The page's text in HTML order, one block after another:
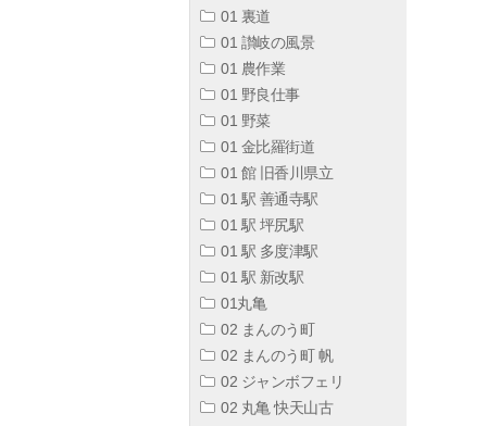
01 裏道
01 讃岐の風景
01 農作業
01 野良仕事
01 野菜
01 金比羅街道
01 館 旧香川県立
01 駅 善通寺駅
01 駅 坪尻駅
01 駅 多度津駅
01 駅 新改駅
01丸亀
02 まんのう町
02 まんのう町 帆
02 ジャンボフェリ
02 丸亀 快天山古